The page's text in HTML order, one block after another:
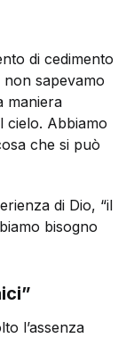
di cedimento
sapevamo
maniera
cielo. Abbiamo
che si può
di Dio, “il
bisogno
l’assenza